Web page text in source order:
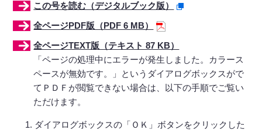
この号を読む（デジタルブック版）
全ページPDF版（PDF 6 MB）
全ページTEXT版（テキスト 87 KB）
「ページの処理中にエラーが発生しました。カラース
ペースが無効です。」というダイアログボックスがで
てＰＤＦが閲覧できない場合は、以下の手順でご覧い
ただけます。
ダイアログボックスの「ＯＫ」ボタンをクリックした